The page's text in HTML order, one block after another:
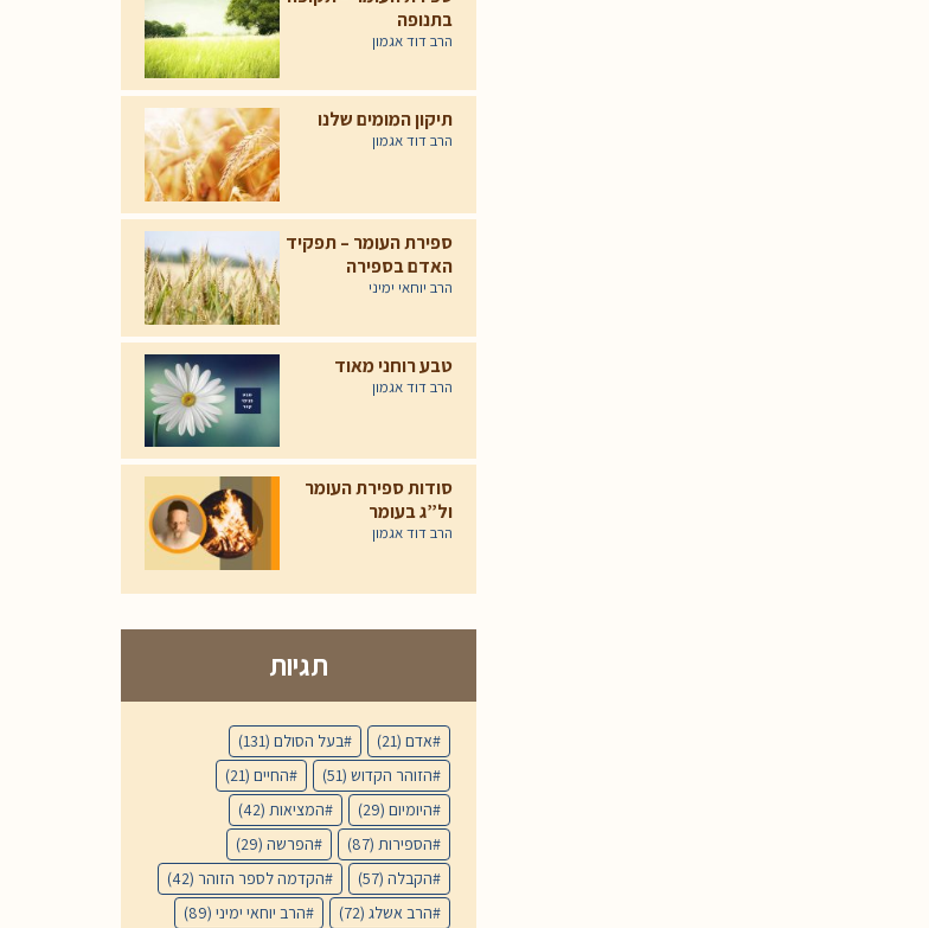
בתנופה
הרב דוד אגמון
תיקון המומים שלנו
הרב דוד אגמון
ספירת העומר – תפקיד
האדם בספירה
הרב יוחאי ימיני
טבע רוחני מאוד
הרב דוד אגמון
סודות ספירת העומר
ול”ג בעומר
הרב דוד אגמון
תגיות
אדם (21) בעל הסולם (131)
הזוהר הקדוש (51) החיים (21)
היומיום (29) המציאות (42)
הספירות (87) הפרשה (29)
הקבלה (57) הקדמה לספר הזוהר (42)
הרב אשלג (72) הרב יוחאי ימיני (89)